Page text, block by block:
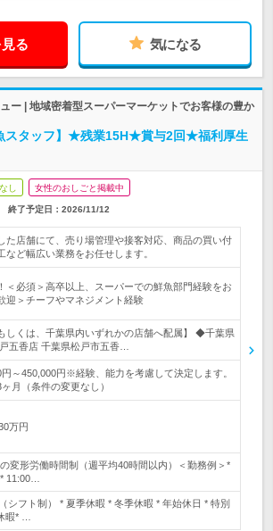
る 気になる
ー | 地域密着型スーパーマーケットでお客様の豊か
スタッフ】★残業15H★賞与2回★福利厚生
し 女性のおしごと掲載中
終了予定日： 2026/11/12
た店舗にて、売り場管理や接客対応、商品の買い付
など幅広い業務をお任せします。
＜必須＞高卒以上、スーパーでの鮮魚部門経験をお
迎＞チーフやマネジメント経験
しくは、千葉県内いずれかの店舗へ配属】 ◆千葉県
五香店 千葉県松戸市五香…
円～450,000円※経験、能力を考慮して決定します。
月（条件の変更なし）
万円
変形労働時間制（週平均40時間以内）＜勤務例＞*
11:00…
シフト制） * 夏季休暇 * 冬季休暇 * 年始休日 * 特別
暇* …